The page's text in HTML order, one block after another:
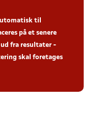
til
på et senere
fra resultater -
skal foretages